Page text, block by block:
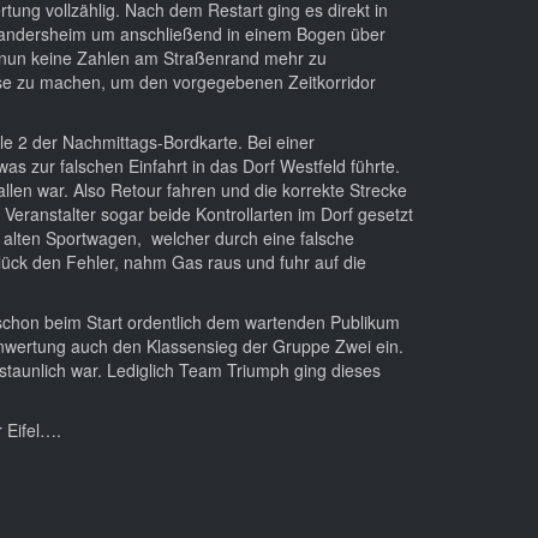
vollzählig. Nach dem Restart ging es direkt in
um anschließend in einem Bogen über
keine Zahlen am Straßenrand mehr zu
zu machen, um den vorgegebenen Zeitkorridor
2 der Nachmittags-Bordkarte. Bei einer
zur falschen Einfahrt in das Dorf Westfeld führte.
war. Also Retour fahren und die korrekte Strecke
sogar beide Kontrollarten im Dorf gesetzt
Sportwagen, welcher durch eine falsche
den Fehler, nahm Gas raus und fuhr auf die
beim Start ordentlich dem wartenden Publikum
auch den Klassensieg der Gruppe Zwei ein.
war. Lediglich Team Triumph ging dieses
Eifel….